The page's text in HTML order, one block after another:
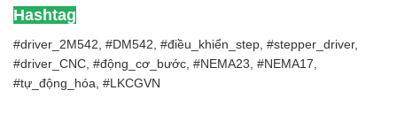
Hashtag
#driver_2M542, #DM542, #điều_khiển_step, #stepper_driver,
#driver_CNC, #động_cơ_bước, #NEMA23, #NEMA17,
#tự_động_hóa, #LKCGVN